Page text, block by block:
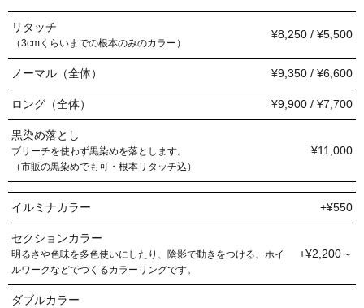
リタッチ
（3cmくらいまでの根本のみのカラー）
¥8,250 / ¥5,500
ノーマル（全体） ¥9,350 / ¥6,600
ロング（全体） ¥9,900 / ¥7,700
黒染め落とし
ブリーチを使わず黒染めを落とします。
（市販の黒染めでも可・根本リタッチ込）
¥11,000
イルミナカラー +¥550
セクションカラー
明るさや色味を多色使いにしたり、陰影で動きをつける、ホイ
ルワークなどでつくるカラーリングです。
+¥2,200～
ダブルカラー